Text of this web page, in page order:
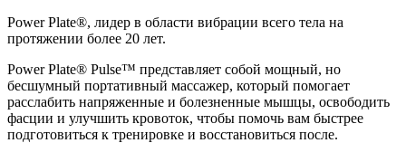
Power Plate®, лидер в области вибрации всего тела на
протяжении более 20 лет.
Power Plate® Pulse™ представляет собой мощный, но
бесшумный портативный массажер, который помогает
расслабить напряженные и болезненные мышцы, освободить
фасции и улучшить кровоток, чтобы помочь вам быстрее
подготовиться к тренировке и восстановиться после.